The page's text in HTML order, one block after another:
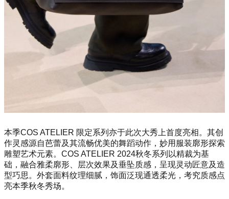
本季COS ATELIER 限定系列亦于此次大秀上首度亮相。其创
作灵感源自芭蕾及其流畅优美的舞蹈动作，妙用服装廓形探索
雕塑艺术元素。COS ATELIER 2024秋冬系列以精裁为基
础，融合雅柔廓形、层次效果及垂坠质感，呈现灵动匠意及造
型巧思。外套面料纹理细腻，饰面泛现通透柔光，考究质感点
亮本季秋冬秀场。